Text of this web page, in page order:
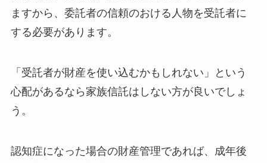
ますから、委託者の信頼のおける人物を受託者に
する必要があります。
「受託者が財産を使い込むかもしれない」という
心配があるなら家族信託はしない方が良いでしょ
う。
認知症になった場合の財産管理であれば、成年後